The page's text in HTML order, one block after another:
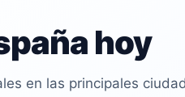
hoy
en las principales